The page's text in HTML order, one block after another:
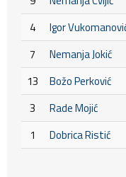
4
Igor
7
Nemanja Jokić
13
Božo Perković
3
Rade Mojić
1
Dobrica Ristić